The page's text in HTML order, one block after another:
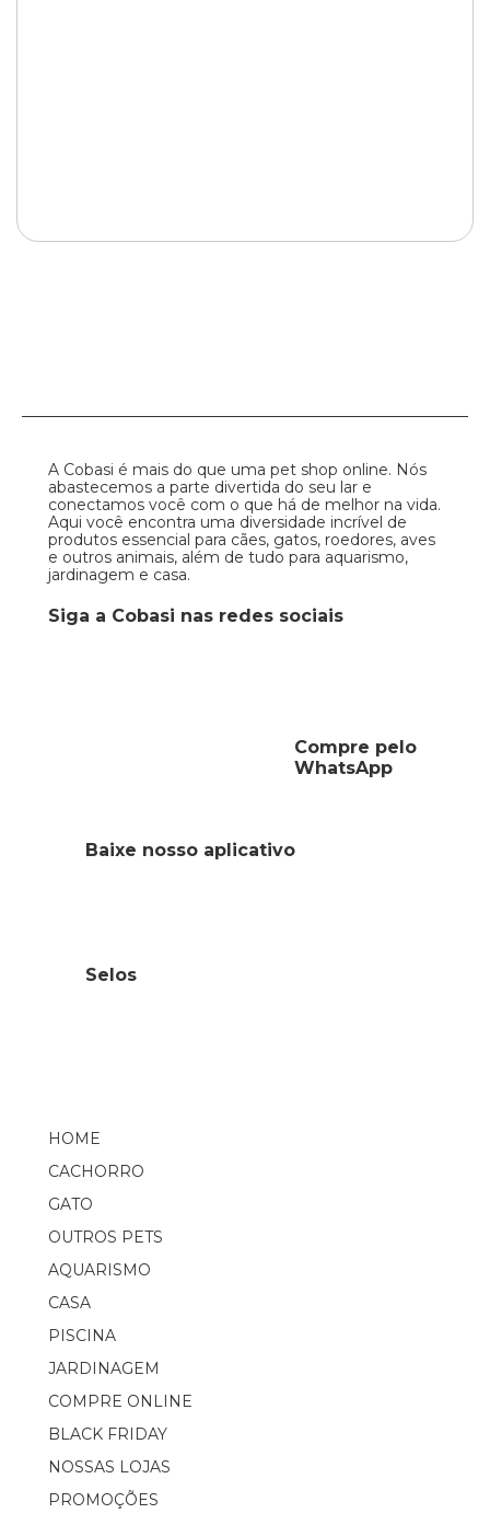
A Cobasi é mais do que uma pet shop online. Nós
abastecemos a parte divertida do seu lar e
conectamos você com o que há de melhor na vida.
Aqui você encontra uma diversidade incrível de
produtos essencial para cães, gatos, roedores, aves
e outros animais, além de tudo para aquarismo,
jardinagem e casa.
Siga a Cobasi nas redes sociais
Compre pelo
WhatsApp
HOME
CACHORRO
GATO
OUTROS PETS
AQUARISMO
CASA
PISCINA
JARDINAGEM
COMPRE ONLINE
BLACK FRIDAY
NOSSAS LOJAS
PROMOÇÕES
Baixe nosso aplicativo
Selos